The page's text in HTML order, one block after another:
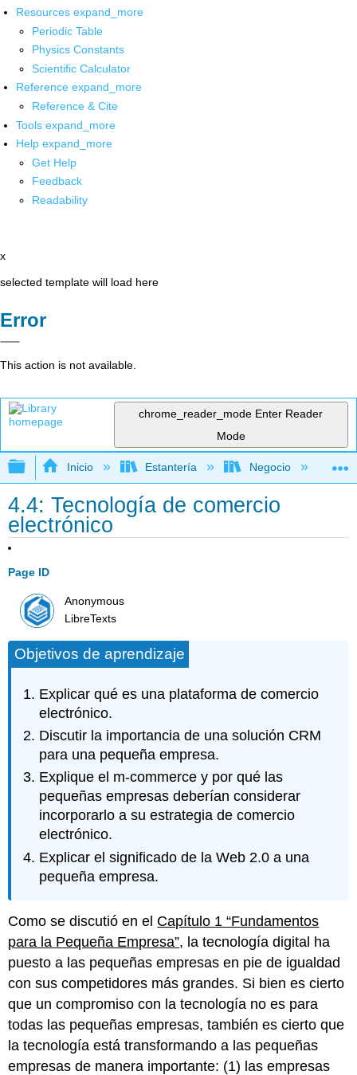
Resources expand_more
Periodic Table
Physics Constants
Scientific Calculator
Reference expand_more
Reference & Cite
Tools expand_more
Help expand_more
Get Help
Feedback
Readability
x
selected template will load here
Error
This action is not available.
chrome_reader_mode Enter Reader
Mode
Expandir/contraer jerarquía global
Inicio Estantería Negocio
4.4: Tecnología de comercio
electrónico
Page ID
Anonymous
LibreTexts
Objetivos de aprendizaje
Explicar qué es una plataforma de comercio
electrónico.
Discutir la importancia de una solución CRM
para una pequeña empresa.
Explique el m-commerce y por qué las
pequeñas empresas deberían considerar
incorporarlo a su estrategia de comercio
electrónico.
Explicar el significado de la Web 2.0 a una
pequeña empresa.
Como se discutió en el Capítulo 1 “Fundamentos
para la Pequeña Empresa”, la tecnología digital ha
puesto a las pequeñas empresas en pie de igualdad
con sus competidores más grandes. Si bien es cierto
que un compromiso con la tecnología no es para
todas las pequeñas empresas, también es cierto que
la tecnología está transformando a las pequeñas
empresas de manera importante: (1) las empresas